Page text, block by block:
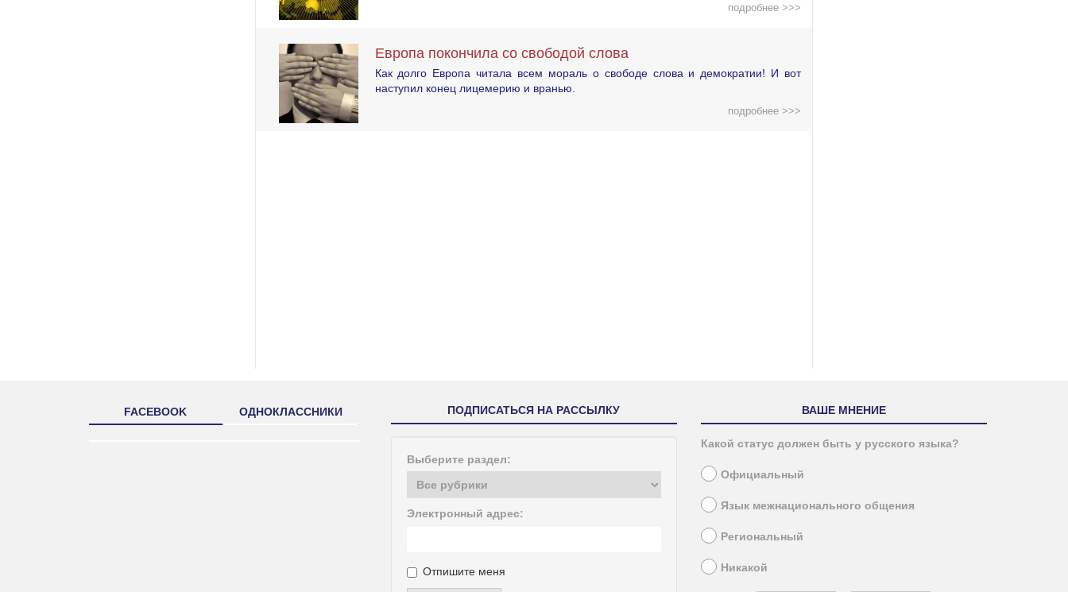
подробнее >>>
Европа покончила со свободой слова
Как долго Европа читала всем мораль о свободе слова и демократии! И вот
наступил конец лицемерию и вранью.
подробнее >>>
FACEBOOK ОДНОКЛАССНИКИ ПОДПИСАТЬСЯ НА РАССЫЛКУ
Выберите раздел:
Электронный адрес:
Отпишите меня
ВАШЕ МНЕНИЕ
Какой статус должен быть у русского языка?
Официальный
Язык межнационального общения
Региональный
Никакой